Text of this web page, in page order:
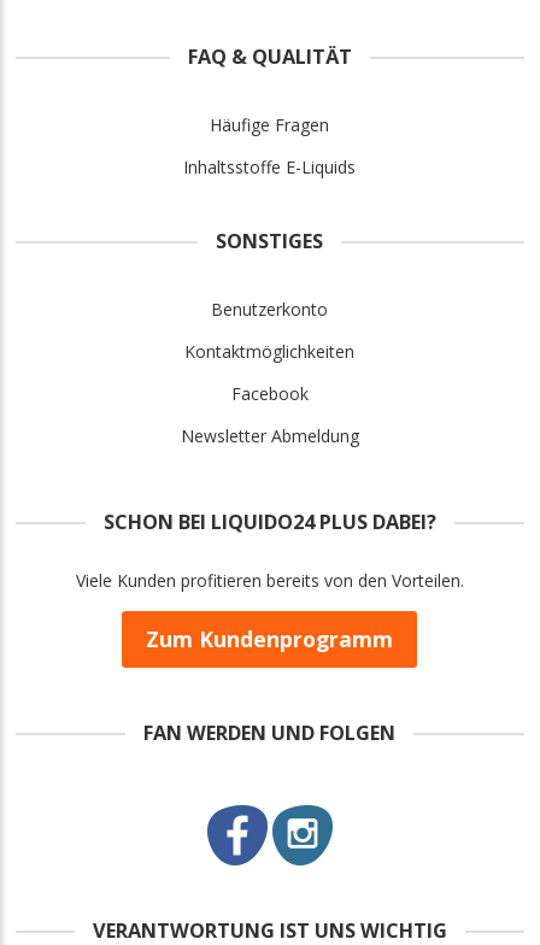
FAQ & QUALITÄT
Häufige Fragen
Inhaltsstoffe E-Liquids
SONSTIGES
Benutzerkonto
Kontaktmöglichkeiten
Facebook
Newsletter Abmeldung
SCHON BEI LIQUIDO24 PLUS DABEI?
Viele Kunden profitieren bereits von den Vorteilen.
Zum Kundenprogramm
FAN WERDEN UND FOLGEN
VERANTWORTUNG IST UNS WICHTIG